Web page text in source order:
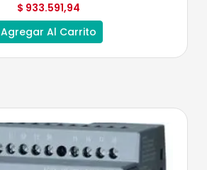
$ 933.591,94
Agregar Al Carrito